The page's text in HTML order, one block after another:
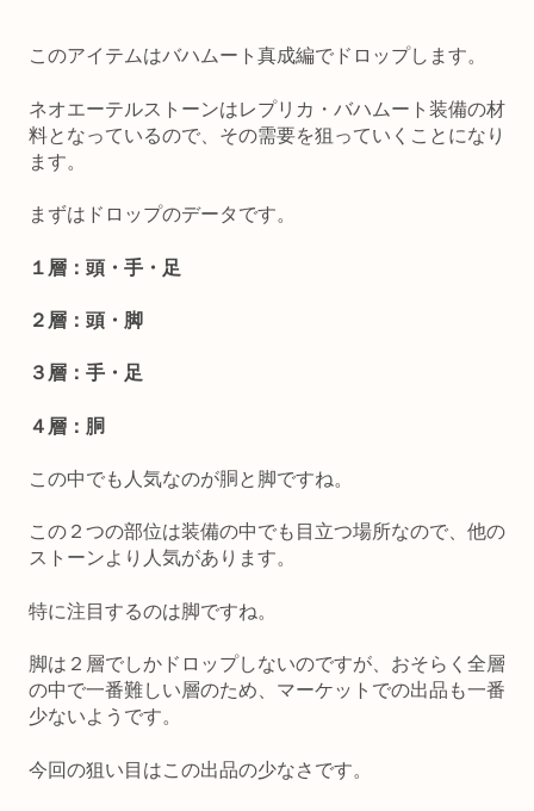
このアイテムはバハムート真成編でドロップします。
ネオエーテルストーンはレプリカ・バハムート装備の材
料となっているので、その需要を狙っていくことになり
ます。
まずはドロップのデータです。
１層：頭・手・足
２層：頭・脚
３層：手・足
４層：胴
この中でも人気なのが胴と脚ですね。
この２つの部位は装備の中でも目立つ場所なので、他の
ストーンより人気があります。
特に注目するのは脚ですね。
脚は２層でしかドロップしないのですが、おそらく全層
の中で一番難しい層のため、マーケットでの出品も一番
少ないようです。
今回の狙い目はこの出品の少なさです。